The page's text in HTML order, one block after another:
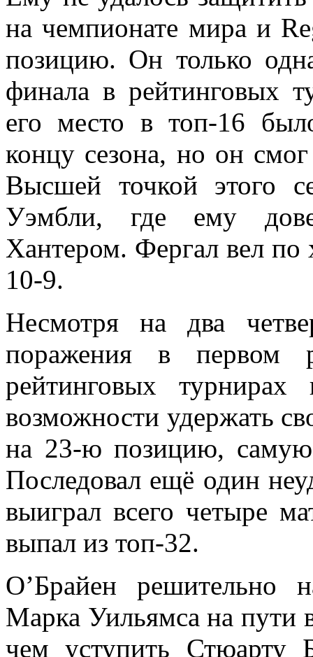
на чемпионате мира и
позицию. Он только
финала в рейтинговых
его место в топ-16
концу сезона, но он
Высшей точкой этого
Уэмбли, где ему
Хантером. Фергал вел по
10-9.
Несмотря на два
поражения в первом
рейтинговых
возможности удержать
на 23-ю позицию, самую
Последовал ещё один
выиграл всего четыре
выпал из топ-32.
О’Брайен решительно
Марка Уильямса на пути
чем уступить Стюарту